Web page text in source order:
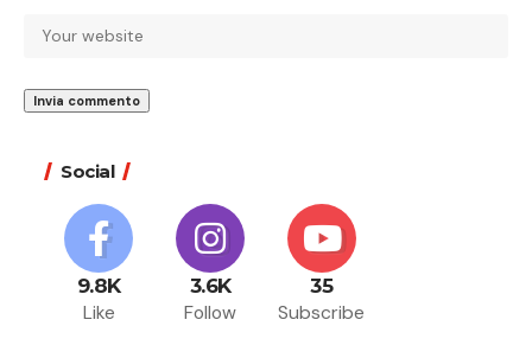
Social
9.8K
Like
3.6K
Follow
35
Subscribe